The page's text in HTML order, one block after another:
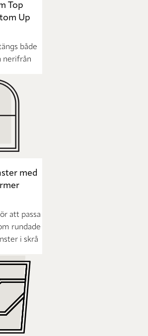
Top
Up
både
nerifrån
med
att passa
rundade
i skrå